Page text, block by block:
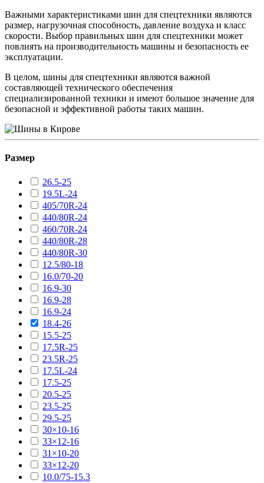
Важными характеристиками шин для спецтехники являются
размер, нагрузочная способность, давление воздуха и класс
скорости. Выбор правильных шин для спецтехники может
повлиять на производительность машины и безопасность ее
эксплуатации.
В целом, шины для спецтехники являются важной
составляющей технического обеспечения
специализированной техники и имеют большое значение для
безопасной и эффективной работы таких машин.
Размер
26.5-25
19.5L-24
405/70R-24
440/80R-24
460/70R-24
440/80R-28
440/80R-30
12.5/80-18
16.0/70-20
16.9-30
16.9-28
16.9-24
18.4-26
15.5-25
17.5R-25
23.5R-25
17.5L-24
17.5-25
20.5-25
23.5-25
29.5-25
30×10-16
33×12-16
31×10-20
33×12-20
10.0/75-15.3